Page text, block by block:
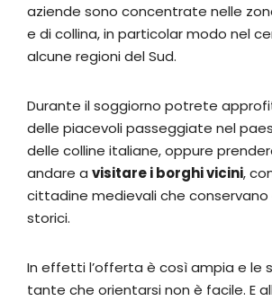
aziende sono concentrate nelle
e di collina, in particolar modo nel
alcune regioni del Sud.
Durante il soggiorno potrete
delle piacevoli passeggiate nel
delle colline italiane, oppure
andare a visitare i borghi vicini,
cittadine medievali che conservano
storici.
In effetti l’offerta è così ampia e le
tante che orientarsi non è facile. E